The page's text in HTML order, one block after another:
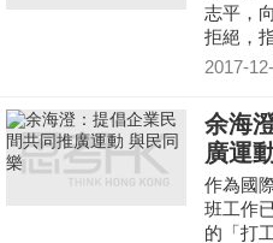
志平，
拒絕，
局在維
2017-
余海
廣運
作為國
班工作
的「打